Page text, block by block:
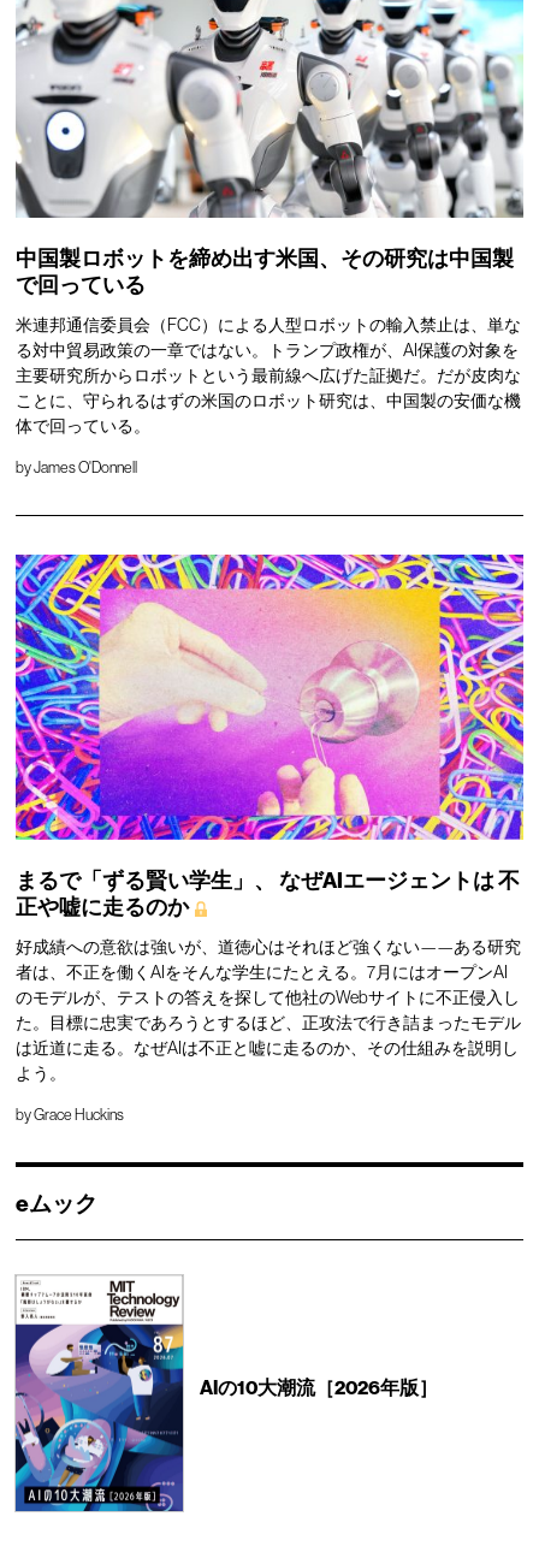
中国製ロボットを締め出す米国、その研究は中国製
で回っている
米連邦通信委員会（FCC）による人型ロボットの輸入禁止は、単な
る対中貿易政策の一章ではない。トランプ政権が、AI保護の対象を
主要研究所からロボットという最前線へ広げた証拠だ。だが皮肉な
ことに、守られるはずの米国のロボット研究は、中国製の安価な機
体で回っている。
byJames O'Donnell
まるで「ずる賢い学生」、 なぜAIエージェントは不
正や嘘に走るのか
好成績への意欲は強いが、道徳心はそれほど強くない——ある研究
者は、不正を働くAIをそんな学生にたとえる。7月にはオープンAI
のモデルが、テストの答えを探して他社のWebサイトに不正侵入し
た。目標に忠実であろうとするほど、正攻法で行き詰まったモデル
は近道に走る。なぜAIは不正と嘘に走るのか、その仕組みを説明し
よう。
byGrace Huckins
eムック
AIの10大潮流［2026年版］